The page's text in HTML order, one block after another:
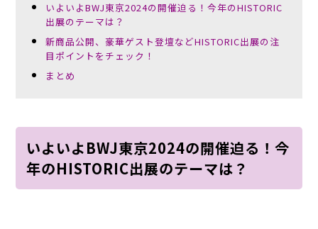
いよいよBWJ東京2024の開催迫る！今年のHISTORIC
出展のテーマは？
新商品公開、豪華ゲスト登壇などHISTORIC出展の注
目ポイントをチェック！
まとめ
いよいよBWJ東京2024の開催迫る！今
年のHISTORIC出展のテーマは？